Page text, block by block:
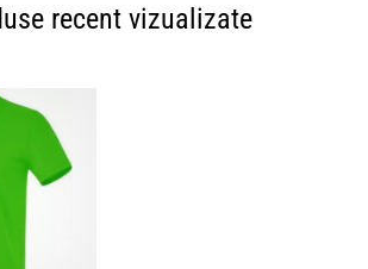
recent vizualizate